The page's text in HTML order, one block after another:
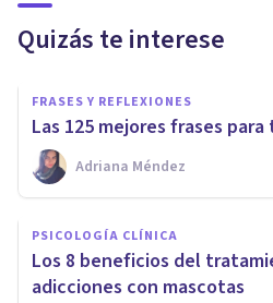
Quizás te interese
FRASES Y REFLEXIONES
Las 125 mejores frases
Adriana Méndez
PSICOLOGÍA CLÍNICA
Los 8 beneficios del
adicciones con mascotas